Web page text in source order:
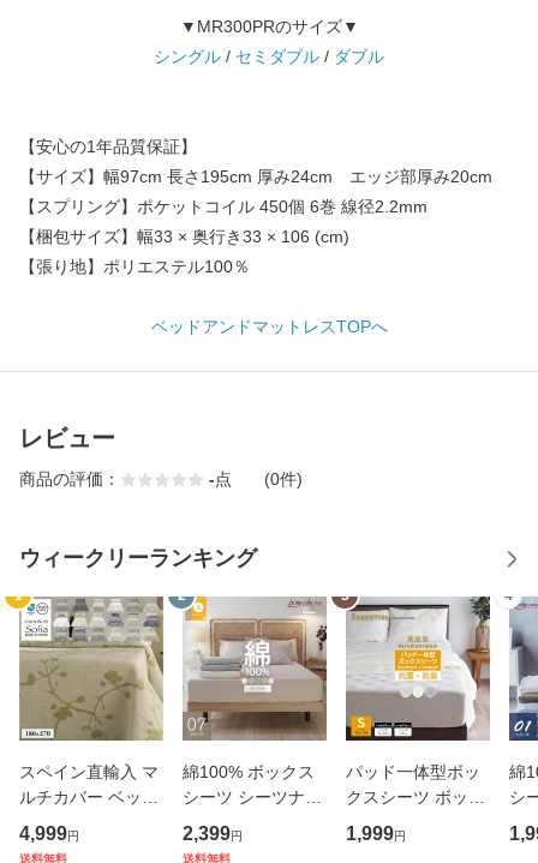
▼MR300PRのサイズ▼
シングル / セミダブル / ダブル
【安心の1年品質保証】
【サイズ】幅97cm 長さ195cm 厚み24cm エッジ部厚み20cm
【スプリング】ポケットコイル 450個 6巻 線径2.2mm
【梱包サイズ】幅33 × 奥行き33 × 106 (cm)
【張り地】ポリエステル100％
ベッドアンドマットレスTOPへ
レビュー
商品の評価： -点 (0件)
ウィークリーランキング
1
スペイン直輸入 マ
ルチカバー ベッド
カバー ベッドスプ
レッド ブランケッ
4,999円
送料無料
2
綿100% ボックス
シーツ シーツナビ
付き 140cm×195c
m ダブル マットレ
2,399円
送料無料
3
パッド一体型ボッ
クスシーツ ボック
スシーツ シングル
97×195×マチ30/18
1,999円
4
綿
シ
(
S(